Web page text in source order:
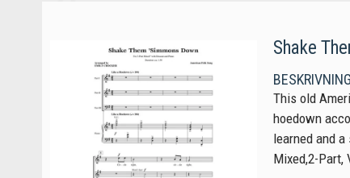
Shake
This old
hoedown
learned and
Mixed,2-Part,